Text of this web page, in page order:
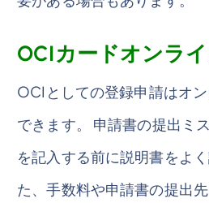
OCIカードオンラ
OCIとしての登録申請はオ
できます。 申請書の提出ミ
を記入する前に説明書をよ
た、手数料や申請書の提出